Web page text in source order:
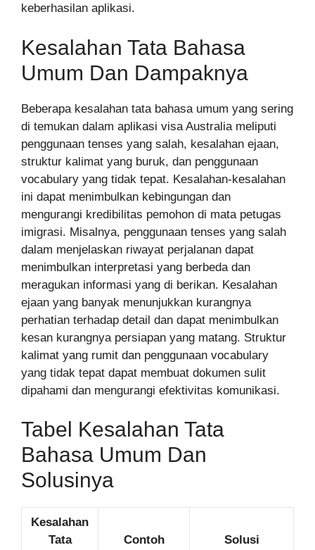
keberhasilan aplikasi.
Kesalahan Tata Bahasa
Umum Dan Dampaknya
Beberapa kesalahan tata bahasa umum yang sering
di temukan dalam aplikasi visa Australia meliputi
penggunaan tenses yang salah, kesalahan ejaan,
struktur kalimat yang buruk, dan penggunaan
vocabulary yang tidak tepat. Kesalahan-kesalahan
ini dapat menimbulkan kebingungan dan
mengurangi kredibilitas pemohon di mata petugas
imigrasi. Misalnya, penggunaan tenses yang salah
dalam menjelaskan riwayat perjalanan dapat
menimbulkan interpretasi yang berbeda dan
meragukan informasi yang di berikan. Kesalahan
ejaan yang banyak menunjukkan kurangnya
perhatian terhadap detail dan dapat menimbulkan
kesan kurangnya persiapan yang matang. Struktur
kalimat yang rumit dan penggunaan vocabulary
yang tidak tepat dapat membuat dokumen sulit
dipahami dan mengurangi efektivitas komunikasi.
Tabel Kesalahan Tata
Bahasa Umum Dan
Solusinya
Kesalahan
Tata
Contoh Solusi